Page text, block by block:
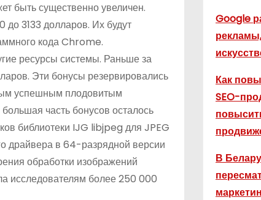
быть существенно увеличен.
3133 долларов. Их будут
кода Chrome.
ресурсы системы. Раньше за
Эти бонусы резервировались
успешным плодовитым
часть бонусов осталось
библиотеки IJG libjpeg для JPEG
драйвера в 64-разрядной версии
обработки изображений
исследователям более 250 000
Google
Как
SEO-
В